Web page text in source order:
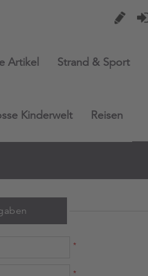
Artikel Strand & Sport
Kinderwelt Reisen
*
*